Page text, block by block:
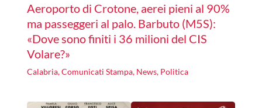
Aeroporto di Crotone, aerei pieni al 90%
ma passeggeri al palo. Barbuto (M5S):
«Dove sono finiti i 36 milioni del CIS
Volare?»
Calabria,Comunicati Stampa, News, Politica